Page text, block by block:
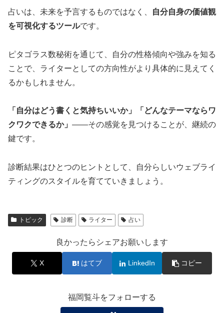
占いは、未来を予言するものではなく、
自分自身の価値観
を可視化するツールです。
ピタゴラス数秘術を通じて、自分の性格傾向や強みを知る
ことで、ライターとしての方向性がより具体的に見えてく
るかもしれません。
「自分はどう書くと気持ちいいか」「どんなテーマならワ
クワクできるか」 ——その感覚を見つけることが、継続の
鍵です。
診断結果はひとつのヒントとして、自分らしいウェブライ
ティングのスタイルを育てていきましょう。
トピック 診断 ライター 占い
良かったらシェアお願いします
X はてブ LinkedIn コピー
福岡覧斗をフォローする